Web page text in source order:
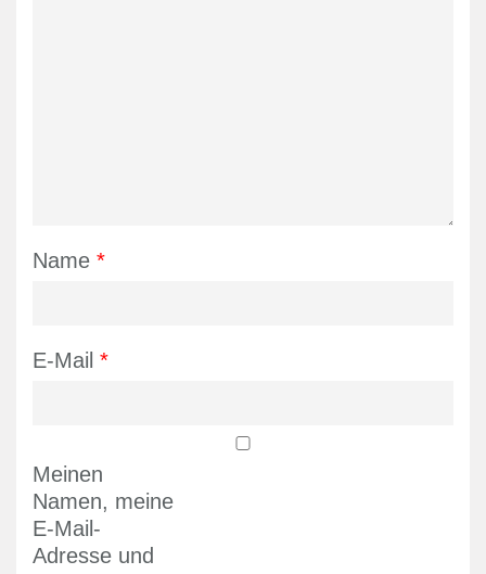
Name *
E-Mail *
Meinen
Namen, meine
E-Mail-
Adresse und